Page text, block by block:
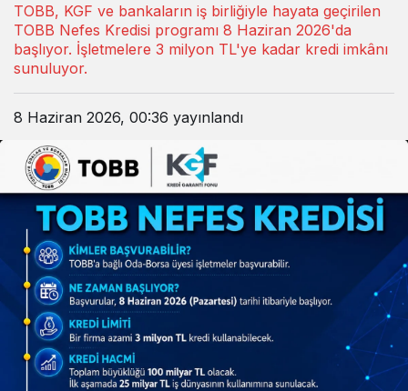
TOBB, KGF ve bankaların iş birliğiyle hayata geçirilen
TOBB Nefes Kredisi programı 8 Haziran 2026'da
başlıyor. İşletmelere 3 milyon TL'ye kadar kredi imkânı
sunuluyor.
8 Haziran 2026, 00:36 yayınlandı